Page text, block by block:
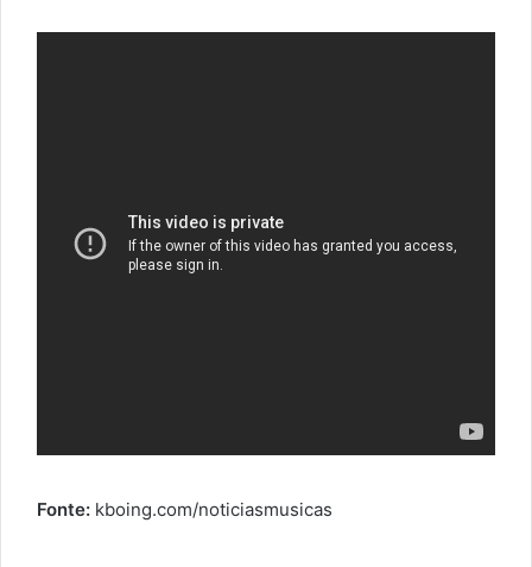
Fonte: kboing.com/noticiasmusicas